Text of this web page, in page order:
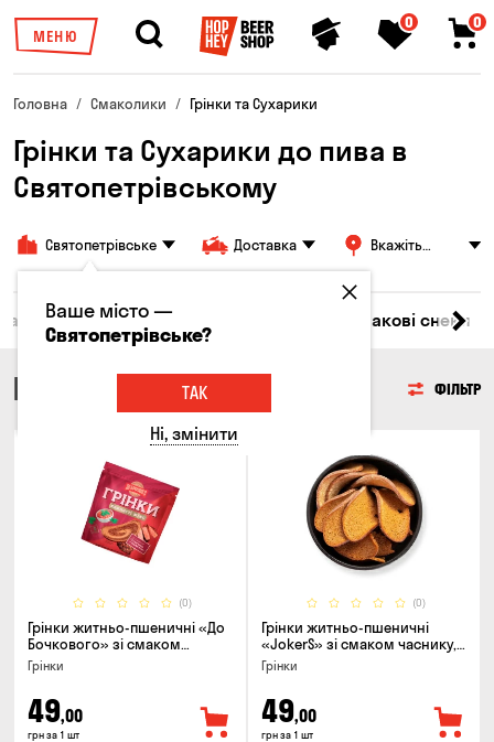
МЕНЮ
0 0
Головна Смаколики Грінки та Сухарики
Грінки та Сухарики до пива в
Святопетрівському
Святопетрівське Доставка
Вкажіть
Насіння Чипси Грінки та Сухарики Злакові снеки
ГРІНКИ ТА СУХАРИКИ ФІЛЬТР
(0)
Грінки житньо-пшеничні «До
Бочкового» зі смаком
телятини та аджики, 75г
Грінки
49,00
грн за 1 шт
(0)
Грінки житньо-пшеничні
«JokerS» зі смаком часнику,
80 г
Грінки
49,00
грн за 1 шт
Ваше місто —
Святопетрівське?
ТАК
Ні, змінити